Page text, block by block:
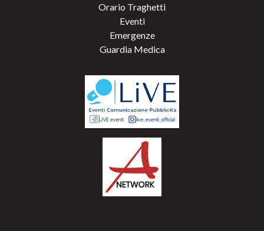
Orario Traghetti
Eventi
Emergenze
Guardia Medica